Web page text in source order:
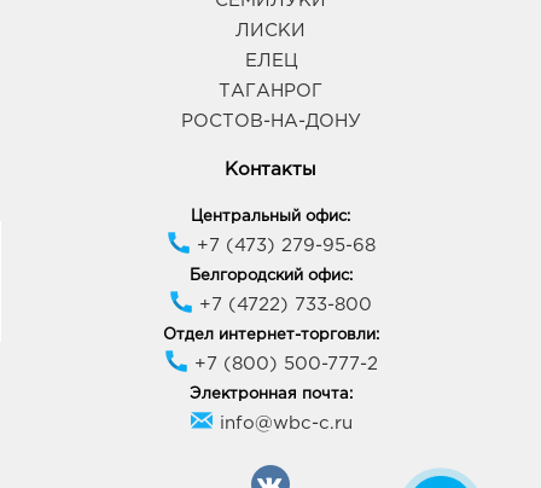
ЛИСКИ
ЕЛЕЦ
ТАГАНРОГ
РОСТОВ-НА-ДОНУ
Контакты
Центральный офис:
+7 (473) 279-95-68
Белгородский офис:
+7 (4722) 733-800
Отдел интернет-торговли:
+7 (800) 500-777-2
Электронная почта:
info@wbc-c.ru